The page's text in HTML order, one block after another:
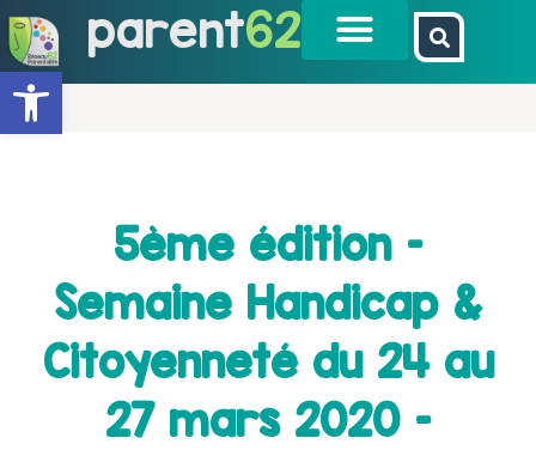
Ouvrir la barre d’outils
parent62
5ème édition –
Semaine Handicap &
Citoyenneté du 24 au
27 mars 2020 –